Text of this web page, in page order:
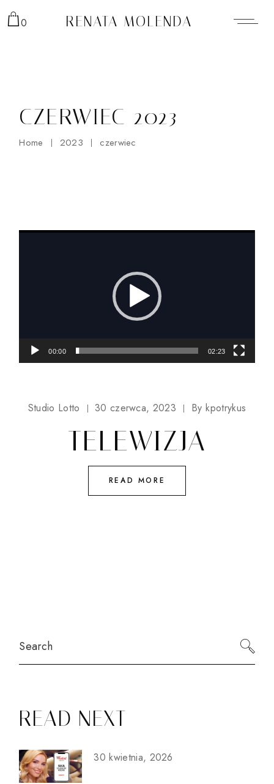
the 0 RENATA MOLENDA
CZERWIEC 2023
Home 2023 czerwiec
Odtwarzacz
00:00 02:23
Studio Lotto 30 czerwca, 2023 By kpotrykus
TELEWIZJA
READ MORE
READ NEXT
30 kwietnia, 2026